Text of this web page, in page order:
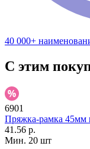
40 000+
С этим
6901
Пряжка-рамка 45мм
41.56 р.
Мин. 20 шт